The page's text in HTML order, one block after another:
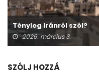
Tényleg Iránról szól?
2026. március 3.
SZÓLJ HOZZÁ